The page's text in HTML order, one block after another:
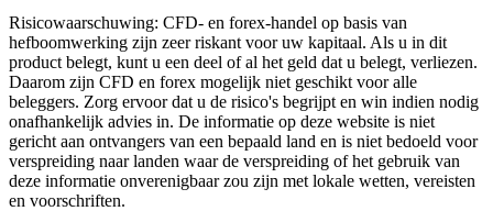
Risicowaarschuwing: CFD- en forex-handel op basis van
hefboomwerking zijn zeer riskant voor uw kapitaal. Als u in dit
product belegt, kunt u een deel of al het geld dat u belegt, verliezen.
Daarom zijn CFD en forex mogelijk niet geschikt voor alle
beleggers. Zorg ervoor dat u de risico's begrijpt en win indien nodig
onafhankelijk advies in. De informatie op deze website is niet
gericht aan ontvangers van een bepaald land en is niet bedoeld voor
verspreiding naar landen waar de verspreiding of het gebruik van
deze informatie onverenigbaar zou zijn met lokale wetten, vereisten
en voorschriften.